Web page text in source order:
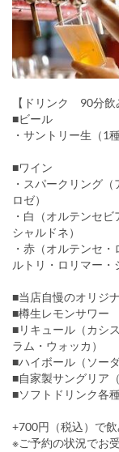
【ドリンク 90分
■ビール
・サントリー生（1種
■ワイン
・スパークリング
ロゼ）
・白（オルテンセ
シャルドネ）
・赤（オルテンセ
ルトリ・ロリマー・
■当店自慢のオリジ
■樽生レモンサワー
■リキュール（カシ
ラム・ウォッカ）
■ハイボール（ソー
■自家製サングリア（
■ソフトドリンク各
+700円（税込）で
※ご予約の状況でお